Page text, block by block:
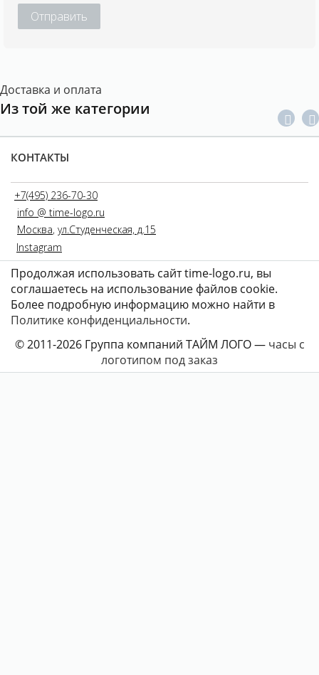
Отправить
Доставка и оплата
Из той же категории
КОНТАКТЫ
+7(495) 236-70-30
info @ time-logo.ru
Москва, ул.Студенческая, д.15
Instagram
Продолжая использовать сайт time-logo.ru, вы
соглашаетесь на использование файлов coоkie.
Более подробную информацию можно найти в
Политике конфиденциальности.
© 2011-2026 Группа компаний ТАЙМ ЛОГО — часы с
логотипом под заказ